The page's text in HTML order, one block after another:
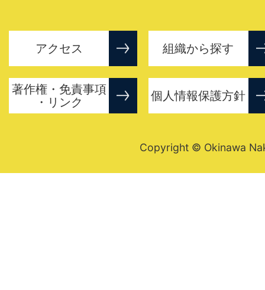
アクセス 組織から探す
著作権・免責事項
・リンク
個人情報保護方針
Copyright © Okinawa